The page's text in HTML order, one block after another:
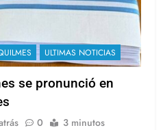
ULTIMAS NOTICIAS
se pronunció en
0 3 minutos